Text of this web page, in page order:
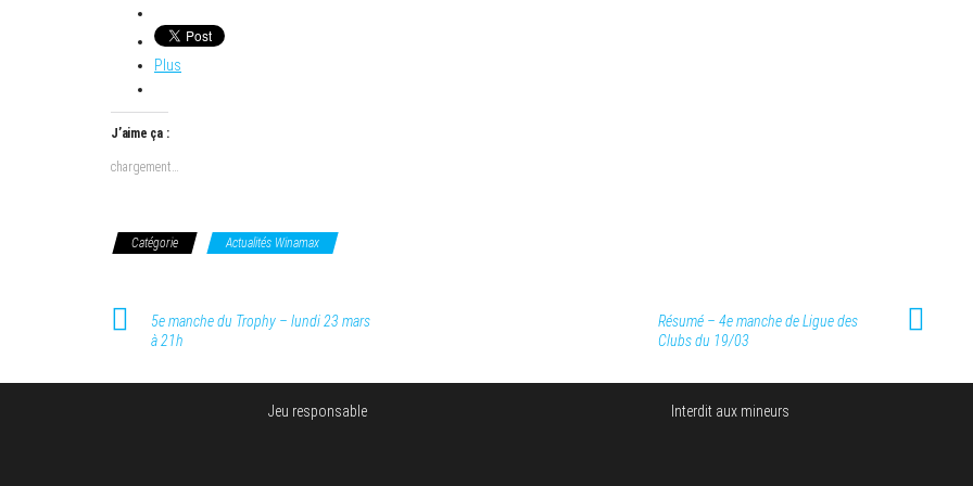
Plus
J’aime ça :
chargement…
Catégorie Actualités Winamax
5e manche du Trophy – lundi 23 mars
à 21h
Résumé – 4e manche de Ligue des
Clubs du 19/03
Jeu responsable Interdit aux mineurs